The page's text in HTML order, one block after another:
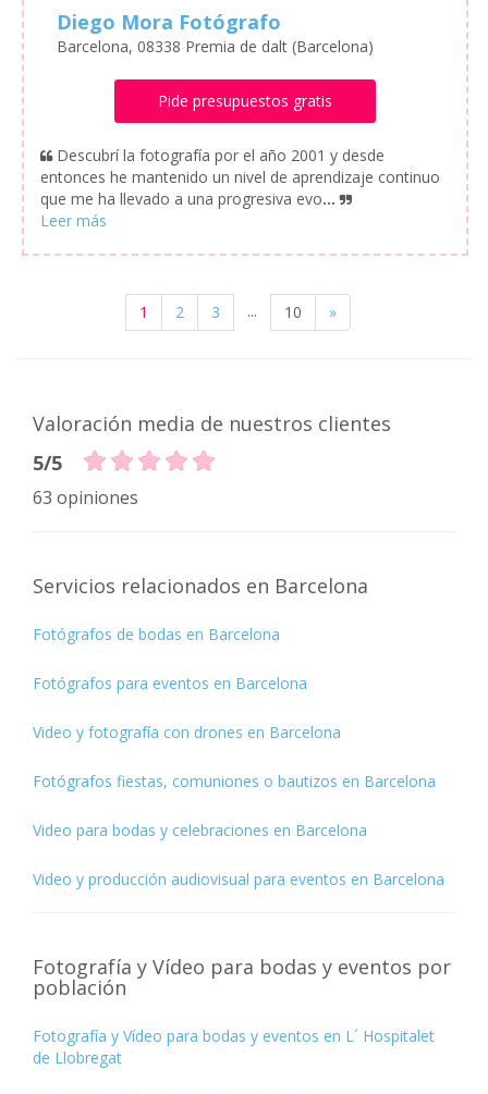
Diego Mora Fotógrafo
Barcelona, 08338 Premia de dalt (Barcelona)
Pide presupuestos gratis
Descubrí la fotografía por el año 2001 y desde
entonces he mantenido un nivel de aprendizaje continuo
que me ha llevado a una progresiva evo...
1 2 3 ... 10 »
Valoración media de nuestros clientes
5/5
63 opiniones
Servicios relacionados en Barcelona
Fotógrafos de bodas en Barcelona
Fotógrafos para eventos en Barcelona
Video y fotografía con drones en Barcelona
Fotógrafos fiestas, comuniones o bautizos en Barcelona
Video para bodas y celebraciones en Barcelona
Video y producción audiovisual para eventos en Barcelona
Fotografía y Vídeo para bodas y eventos por
población
Fotografía y Vídeo para bodas y eventos en L´ Hospitalet
de Llobregat